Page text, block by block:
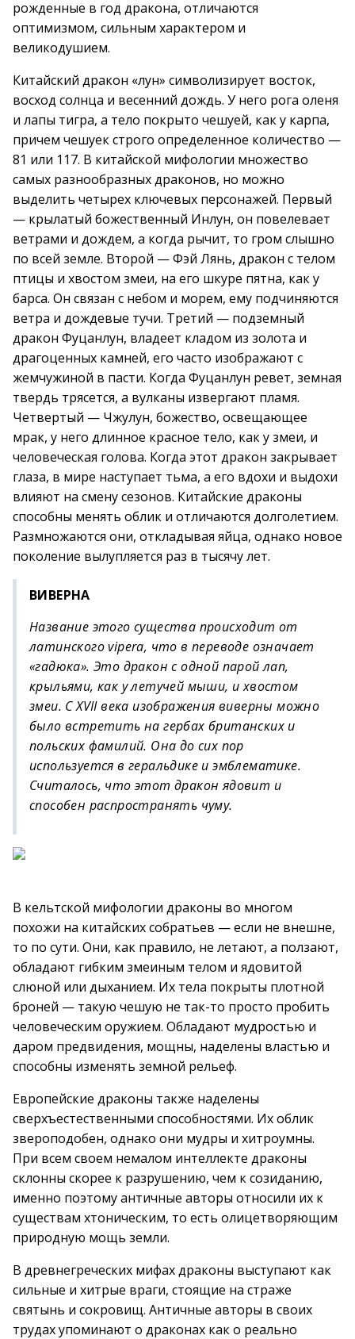
рожденные в год дракона, отличаются
оптимизмом, сильным характером и
великодушием.
Китайский дракон «лун» символизирует восток,
восход солнца и весенний дождь. У него рога оленя
и лапы тигра, а тело покрыто чешуей, как у карпа,
причем чешуек строго определенное количество —
81 или 117. В китайской мифологии множество
самых разнообразных драконов, но можно
выделить четырех ключевых персонажей. Первый
— крылатый божественный Инлун, он повелевает
ветрами и дождем, а когда рычит, то гром слышно
по всей земле. Второй — Фэй Лянь, дракон с телом
птицы и хвостом змеи, на его шкуре пятна, как у
барса. Он связан с небом и морем, ему подчиняются
ветра и дождевые тучи. Третий — подземный
дракон Фуцанлун, владеет кладом из золота и
драгоценных камней, его часто изображают с
жемчужиной в пасти. Когда Фуцанлун ревет, земная
твердь трясется, а вулканы извергают пламя.
Четвертый — Чжулун, божество, освещающее
мрак, у него длинное красное тело, как у змеи, и
человеческая голова. Когда этот дракон закрывает
глаза, в мире наступает тьма, а его вдохи и выдохи
влияют на смену сезонов. Китайские драконы
способны менять облик и отличаются долголетием.
Размножаются они, откладывая яйца, однако новое
поколение вылупляется раз в тысячу лет.
ВИВЕРНА
Название этого существа происходит от
латинского vipera, что в переводе означает
«гадюка». Это дракон с одной парой лап,
крыльями, как у летучей мыши, и хвостом
змеи. С XVII века изображения виверны можно
было встретить на гербах британских и
польских фамилий. Она до сих пор
используется в геральдике и эмблематике.
Считалось, что этот дракон ядовит и
способен распространять чуму.
В кельтской мифологии драконы во многом
похожи на китайских собратьев — если не внешне,
то по сути. Они, как правило, не летают, а ползают,
обладают гибким змеиным телом и ядовитой
слюной или дыханием. Их тела покрыты плотной
броней — такую чешую не так-то просто пробить
человеческим оружием. Обладают мудростью и
даром предвидения, мощны, наделены властью и
способны изменять земной рельеф.
Европейские драконы также наделены
сверхъестественными способностями. Их облик
звероподобен, однако они мудры и хитроумны.
При всем своем немалом интеллекте драконы
склонны скорее к разрушению, чем к созиданию,
именно поэтому античные авторы относили их к
существам хтоническим, то есть олицетворяющим
природную мощь земли.
В древнегреческих мифах драконы выступают как
сильные и хитрые враги, стоящие на страже
святынь и сокровищ. Античные авторы в своих
трудах упоминают о драконах как о реально